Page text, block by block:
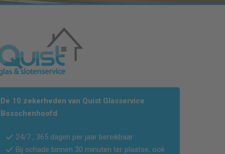
De 10 zekerheden van Quist Glasservice
Bosschenhoofd
24/7 , 365 dagen per jaar bereikbaar
Bij schade binnen 30 minuten ter plaatse, ook